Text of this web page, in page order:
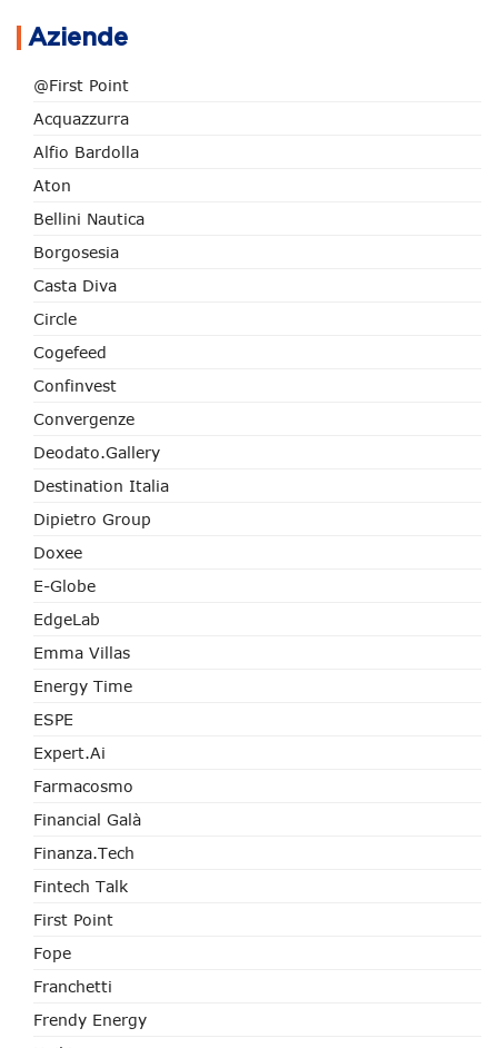
Aziende
@First Point
Acquazzurra
Alfio Bardolla
Aton
Bellini Nautica
Borgosesia
Casta Diva
Circle
Cogefeed
Confinvest
Convergenze
Deodato.Gallery
Destination Italia
Dipietro Group
Doxee
E-Globe
EdgeLab
Emma Villas
Energy Time
ESPE
Expert.ai
Farmacosmo
Financial Galà
Finanza.tech
Fintech Talk
First Point
Fope
Franchetti
Frendy Energy